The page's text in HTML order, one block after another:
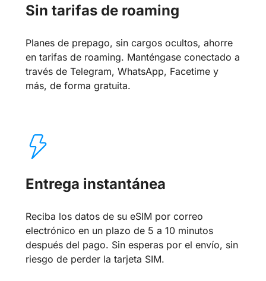
Sin tarifas de roaming
Planes de prepago, sin cargos ocultos, ahorre
en tarifas de roaming. Manténgase conectado a
través de Telegram, WhatsApp, Facetime y
más, de forma gratuita.
Entrega instantánea
Reciba los datos de su eSIM por correo
electrónico en un plazo de 5 a 10 minutos
después del pago. Sin esperas por el envío, sin
riesgo de perder la tarjeta SIM.